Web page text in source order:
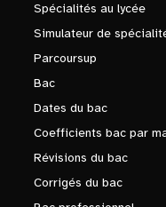
Spécialités au lycée
Simulateur de
Parcoursup
Bac
Dates du bac
Coefficients bac par
Révisions du bac
Corrigés du bac